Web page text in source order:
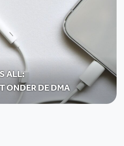
ALL:
ONDER DE DMA